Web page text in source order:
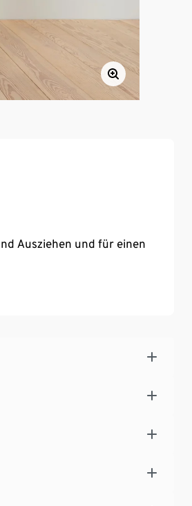
Ausziehen und für einen